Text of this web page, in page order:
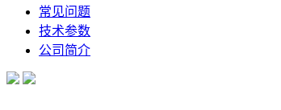
常见问题
技术参数
公司简介